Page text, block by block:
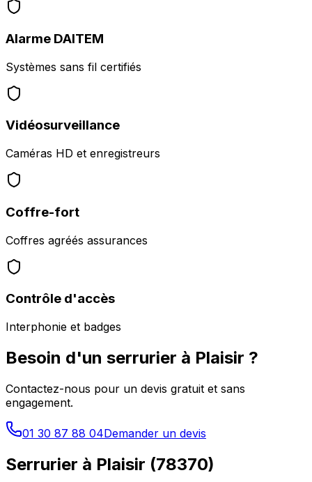
Alarme DAITEM
Systèmes sans fil certifiés
Vidéosurveillance
Caméras HD et enregistreurs
Coffre-fort
Coffres agréés assurances
Contrôle d'accès
Interphonie et badges
Besoin d'un serrurier à Plaisir ?
Contactez-nous pour un devis gratuit et sans
engagement.
01 30 87 88 04Demander un devis
Serrurier à Plaisir (78370)